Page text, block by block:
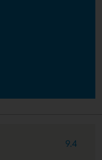
9.4